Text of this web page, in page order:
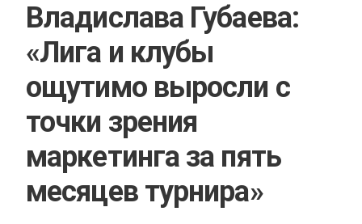
Владислава Губаева:
«Лига и клубы
ощутимо выросли с
точки зрения
маркетинга за пять
месяцев турнира»